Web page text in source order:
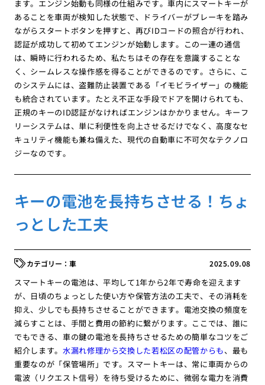
ます。エンジン始動も同様の仕組みです。車内にスマートキーが
あることを車両が検知した状態で、ドライバーがブレーキを踏み
ながらスタートボタンを押すと、再びIDコードの照合が行われ、
認証が成功して初めてエンジンが始動します。この一連の通信
は、瞬時に行われるため、私たちはその存在を意識することな
く、シームレスな操作感を得ることができるのです。さらに、こ
のシステムには、盗難防止装置である「イモビライザー」の機能
も統合されています。たとえ不正な手段でドアを開けられても、
正規のキーのID認証がなければエンジンはかかりません。キーフ
リーシステムは、単に利便性を向上させるだけでなく、高度なセ
キュリティ機能も兼ね備えた、現代の自動車に不可欠なテクノロ
ジーなのです。
キーの電池を長持ちさせる！ちょ
っとした工夫
2025.09.08
車
スマートキーの電池は、平均して1年から2年で寿命を迎えます
が、日頃のちょっとした使い方や保管方法の工夫で、その消耗を
抑え、少しでも長持ちさせることができます。電池交換の頻度を
減らすことは、手間と費用の節約に繋がります。ここでは、誰に
でもできる、車の鍵の電池を長持ちさせるための簡単なコツをご
紹介します。 水漏れ修理から交換した若松区の配管からも、最も
重要なのが「保管場所」です。スマートキーは、常に車両からの
電波（リクエスト信号）を待ち受けるために、微弱な電力を消費